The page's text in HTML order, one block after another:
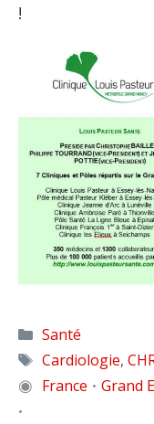
!
Catégories
Santé
Étiquettes
Cardiologie,
◉ France • Grand
•